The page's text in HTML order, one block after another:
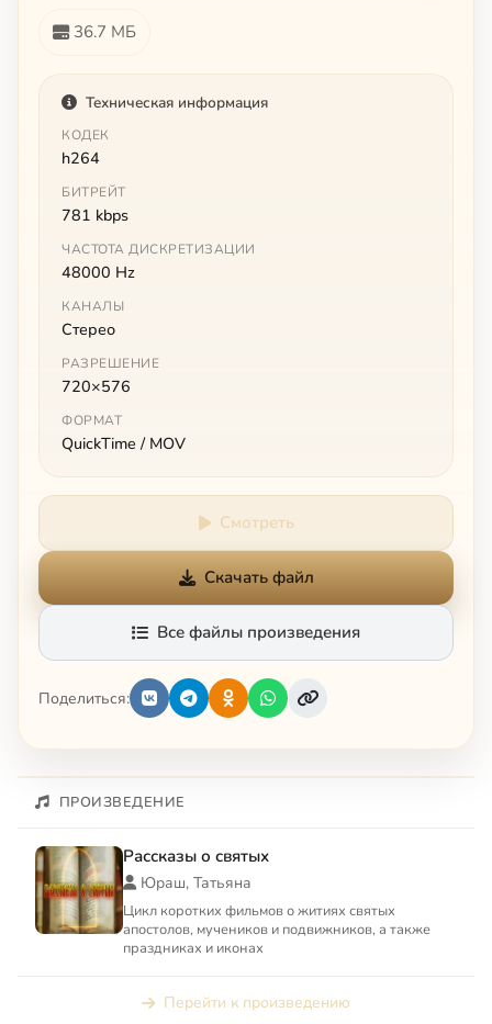
36.7 МБ
Техническая информация
КОДЕК
h264
БИТРЕЙТ
781 kbps
ЧАСТОТА ДИСКРЕТИЗАЦИИ
48000 Hz
КАНАЛЫ
Стерео
РАЗРЕШЕНИЕ
720×576
ФОРМАТ
QuickTime / MOV
Смотреть
Скачать файл
Все файлы произведения
Поделиться:
ПРОИЗВЕДЕНИЕ
Рассказы о святых
Юраш, Татьяна
Цикл коротких фильмов о житиях святых
апостолов, мучеников и подвижников, а также
праздниках и иконах
Перейти к произведению